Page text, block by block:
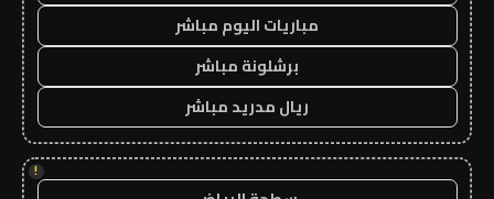
مباريات اليوم مباشر
برشلونة مباشر
ريال مدريد مباشر
!